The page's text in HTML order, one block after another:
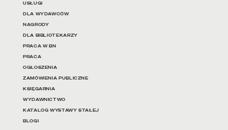
USŁUGI
DLA WYDAWCÓW
NAGRODY
DLA BIBLIOTEKARZY
PRACA W BN
PRACA
OGŁOSZENIA
ZAMÓWIENIA PUBLICZNE
KSIĘGARNIA
WYDAWNICTWO
KATALOG WYSTAWY STAŁEJ
BLOGI